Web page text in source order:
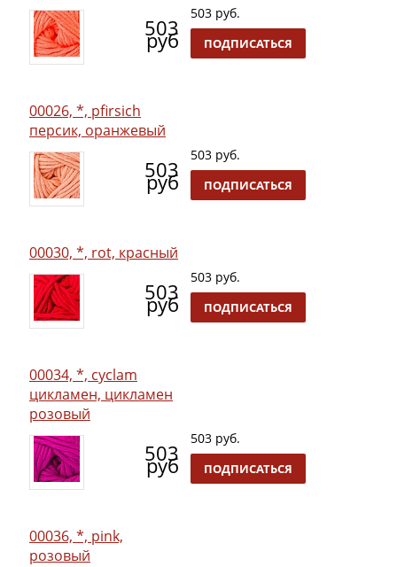
503
руб
503 руб.
ПОДПИСАТЬСЯ
00026, *, pfirsich
персик, оранжевый
503
руб
503 руб.
ПОДПИСАТЬСЯ
00030, *, rot, красный
503
руб
503 руб.
ПОДПИСАТЬСЯ
00034, *, cyclam
цикламен, цикламен
розовый
503
руб
503 руб.
ПОДПИСАТЬСЯ
00036, *, pink,
розовый